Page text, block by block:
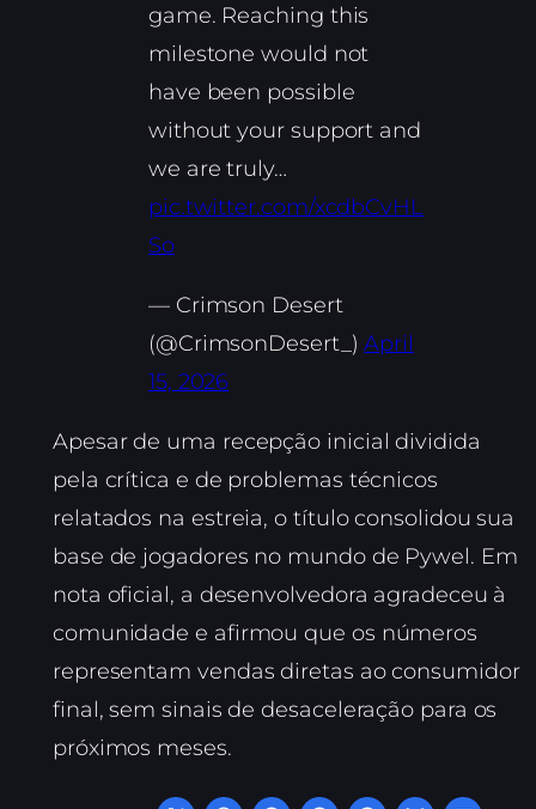
game. Reaching this
milestone would not
have been possible
without your support and
we are truly…
pic.twitter.com/xcdbCvHL
So
— Crimson Desert
(@CrimsonDesert_)April
15, 2026
Apesar de uma recepção inicial dividida
pela crítica e de problemas técnicos
relatados na estreia, o título consolidou sua
base de jogadores no mundo de Pywel. Em
nota oficial, a desenvolvedora agradeceu à
comunidade e afirmou que os números
representam vendas diretas ao consumidor
final, sem sinais de desaceleração para os
próximos meses.